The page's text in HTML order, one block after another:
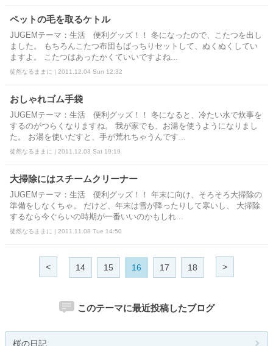
ペットの毛を取るケトル
JUGEMテーマ：生活 便利グッズ！！ 冬になったので、こたつを出し
ました。 もちろんこたつ布団もばっちりセットして、ぬくぬくしてい
ますよ。 こたつはあったかくていいですよね...
徒然なるままに | 2011.12.04 Sun 12:32
おしゃれゴム手袋
JUGEMテーマ：生活 便利グッズ！！ 冬になると、冷たい水で炊事を
するのがつらくなりますね。 我が家でも、お湯を使うようになりまし
た。 お湯を使いだすと、手が荒れちゃうんです...
徒然なるままに | 2011.12.03 Sat 19:19
大掃除にはスチームクリーナー
JUGEMテーマ：生活 便利グッズ！！ 年末に向け、そろそろ大掃除の
準備をしなくちゃ。 だけど、年末は雪が降ったりして寒いし、 大掃除
するなら今ぐらいの時期が一番いいのかもしれ...
徒然なるままに | 2011.11.08 Tue 14:50
< 14 15 16 17 18 >
このテーマに最近投稿したブログ
桜の日記